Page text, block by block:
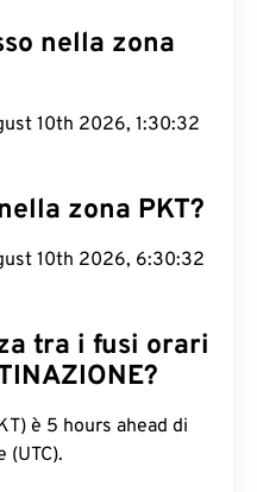
nella zona
10th 2026, 1:30:33
zona PKT?
10th 2026, 6:30:33
tra i fusi orari
è 5 hours ahead di
(UTC).